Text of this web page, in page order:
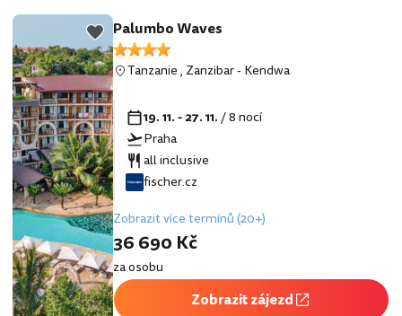
Palumbo Waves
Tanzanie, Zanzibar-Kendwa
19. 11. - 27. 11./ 8 nocí
Praha
all inclusive
fischer.cz
Zobrazit více termínů (20+)
36 690 Kč
za osobu
Zobrazit zájezd